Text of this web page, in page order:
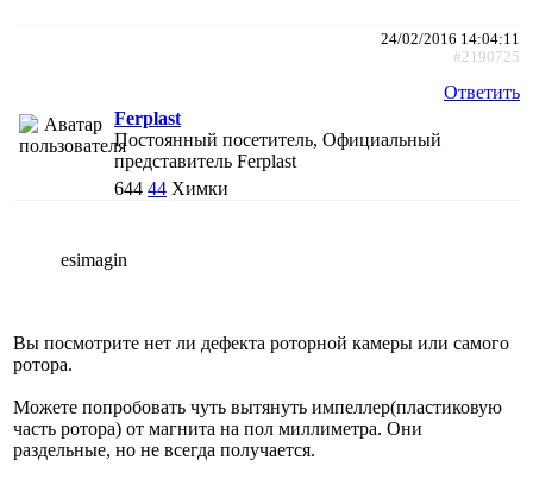
24/02/2016 14:04:11
#2190725
Ответить
Ferplast
Постоянный посетитель, Официальный
представитель Ferplast
644 44 Химки
esimagin
Вы посмотрите нет ли дефекта роторной камеры или самого
ротора.
Можете попробовать чуть вытянуть импеллер(пластиковую
часть ротора) от магнита на пол миллиметра. Они
раздельные, но не всегда получается.